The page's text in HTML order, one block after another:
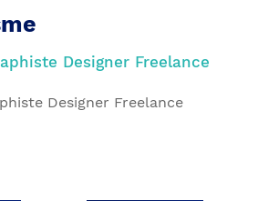
Designer Freelance
Designer Freelance